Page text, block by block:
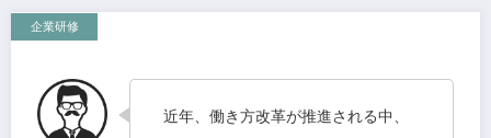
企業研修
近年、働き方改革が推進される中、